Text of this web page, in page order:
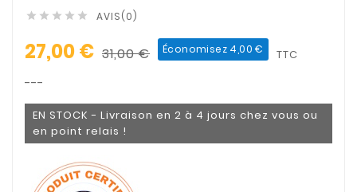
     AVIS(0)
27,00 € 31,00 € Économisez 4,00 € TTC
---
EN STOCK - Livraison en 2 à 4 jours chez vous ou
en point relais !